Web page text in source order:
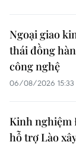
Ngoại giao
thái đồng
công nghệ
06/08/2026 15:33
Kinh nghiệm
hỗ trợ Lào